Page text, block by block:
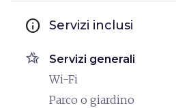
info Servizi inclusi
hotel_class Servizi generali
Wi-Fi
Parco o giardino